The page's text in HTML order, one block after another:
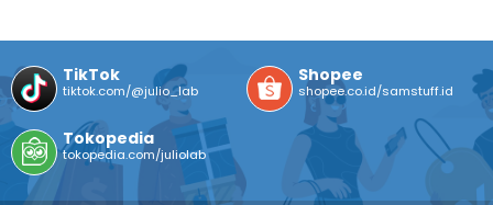
TikTok
tiktok.com/@julio_lab
Shopee
shopee.co.id/samstuff.id
Tokopedia
tokopedia.com/juliolab